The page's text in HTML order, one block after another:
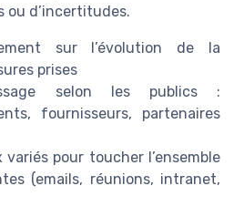
ou d’incertitudes.
sur l’évolution de la
prises
selon les publics :
fournisseurs, partenaires
pour toucher l’ensemble
(emails, réunions, intranet,